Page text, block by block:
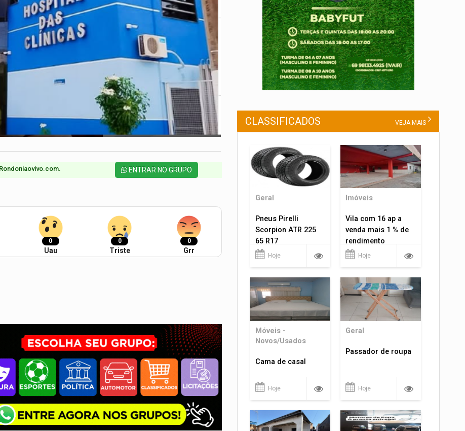
ENTRAR NO GRUPO
0
Uau
0
Triste
0
Grr
CLASSIFICADOS VEJA MAIS
Geral
Pneus Pirelli
Scorpion ATR 225
65 R17
Hoje
Imóveis
Vila com 16 ap a
venda mais 1 % de
rendimento
Hoje
Móveis -
Novos/Usados
Cama de casal
Hoje
Geral
Passador de roupa
Hoje